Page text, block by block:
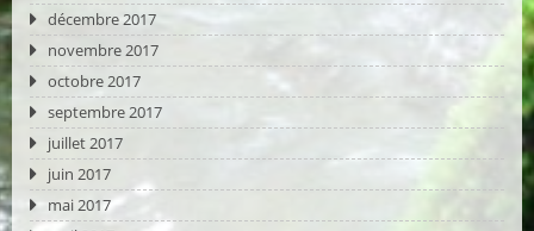
décembre 2017
novembre 2017
octobre 2017
septembre 2017
juillet 2017
juin 2017
mai 2017